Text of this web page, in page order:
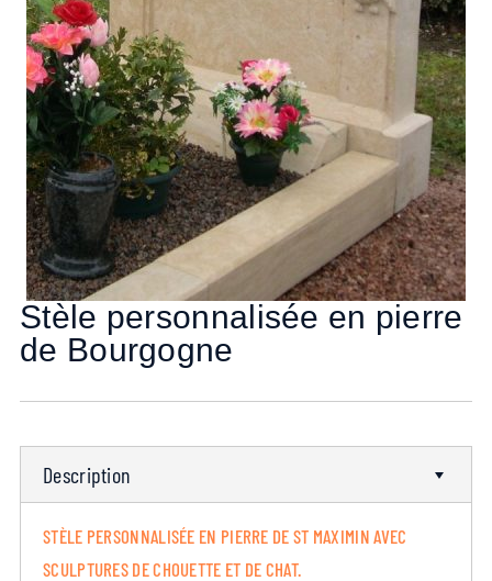
Stèle personnalisée en pierre
de Bourgogne
Description
STÈLE PERSONNALISÉE EN PIERRE DE ST MAXIMIN AVEC
SCULPTURES DE CHOUETTE ET DE CHAT.